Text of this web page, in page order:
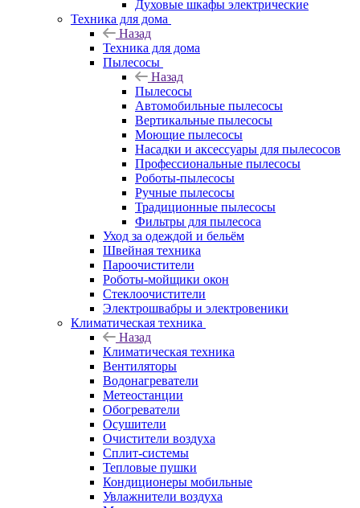
Духовые шкафы электрические
Техника для дома
Назад
Техника для дома
Пылесосы
Назад
Пылесосы
Автомобильные пылесосы
Вертикальные пылесосы
Моющие пылесосы
Насадки и аксессуары для пылесосов
Профессиональные пылесосы
Роботы-пылесосы
Ручные пылесосы
Традиционные пылесосы
Фильтры для пылесоса
Уход за одеждой и бельём
Швейная техника
Пароочистители
Роботы-мойщики окон
Стеклоочистители
Электрошвабры и электровеники
Климатическая техника
Назад
Климатическая техника
Вентиляторы
Водонагреватели
Метеостанции
Обогреватели
Осушители
Очистители воздуха
Сплит-системы
Тепловые пушки
Кондиционеры мобильные
Увлажнители воздуха